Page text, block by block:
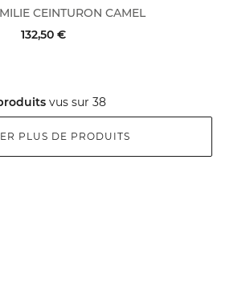
CEINTURON CAMEL
132,50 €
VOIR LE DÉTAIL
vus sur 38
PLUS DE PRODUITS